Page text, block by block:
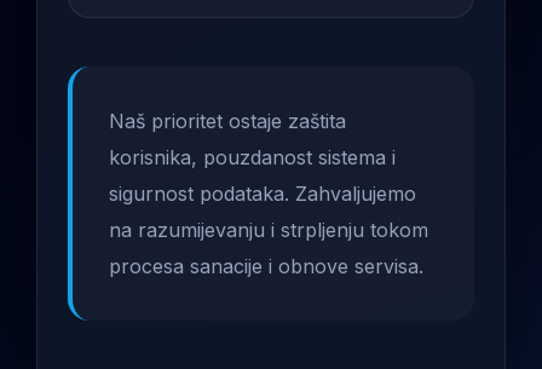
Naš prioritet ostaje zaštita
korisnika, pouzdanost sistema i
sigurnost podataka. Zahvaljujemo
na razumijevanju i strpljenju tokom
procesa sanacije i obnove servisa.